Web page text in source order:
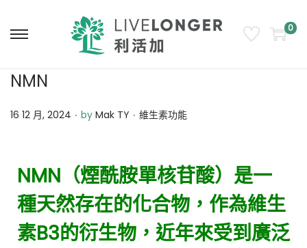
0
NMN
Posted on
16 12 月, 2024 . by Mak TY . Posted in
維生素功能
NMN（煙酰胺單核苷酸）是一
種天然存在的化合物，作為維生
素B3的衍生物，近年來受到廣泛